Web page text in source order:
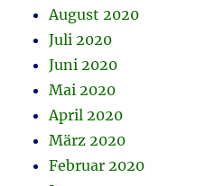
August 2020
Juli 2020
Juni 2020
Mai 2020
April 2020
März 2020
Februar 2020